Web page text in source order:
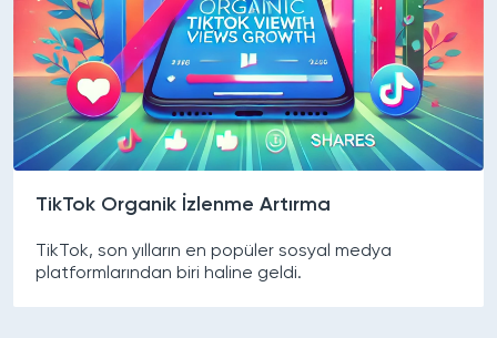
TikTok Organik İzlenme Artırma
TikTok, son yılların en popüler sosyal medya
platformlarından biri haline geldi.